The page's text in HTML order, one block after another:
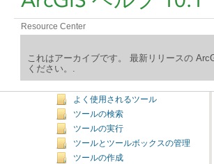
Resource Center
これはアーカイブです。 最新リリースの
ください。.
Desktop
編集
ジオプロセシング
よく使用されるツール
ツールの検索
ツールの実行
ツールとツールボックスの管理
ツールの作成